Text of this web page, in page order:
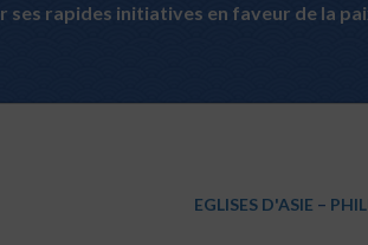
rapides initiatives en faveur de la
EGLISES D'ASIE –